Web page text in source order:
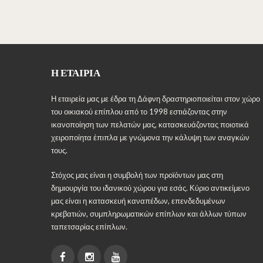
στη
σελίδα
του
προϊόντος
Η ΕΤΑΙΡΊΑ
Η εταιρεία μας με έδρα τη Δάφνη δραστηριοποιείται στον χώρο
του οικιακού επίπλου από το 1998 εστιάζοντας στην
ικανοποίηση των πελατών μας, κατασκευάζοντας ποιοτικά
χειροποίητα έπιπλα με γνώμονα την κάλυψη των αναγκών
τους.
Στόχος μας είναι η συμβολή των προϊόντων μας στη
δημιουργία του ιδανικού χώρου για εσάς. Κύριο αντικείμενο
μας είναι η κατασκευή καναπέδων, επενδεδυμένων
κρεβατιών, συμπληρωματικών επίπλων και άλλων τύπων
ταπετσαρίας επίπλων.